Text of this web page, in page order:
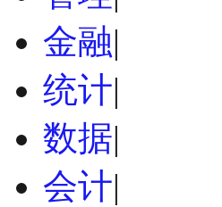
金融|
统计|
数据|
会计|